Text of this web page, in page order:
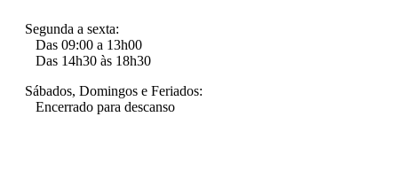
Segunda a sexta:
Das 09:00 a 13h00
Das 14h30 às 18h30
Sábados, Domingos e Feriados:
Encerrado para descanso